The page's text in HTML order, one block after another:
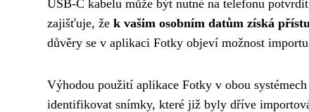
USB-C kabelu může být nutné na telefonu
zajišťuje, že k vašim osobním datům získá
důvěry se v aplikaci Fotky objeví možnost
Výhodou použití aplikace Fotky v obou
identifikovat snímky, které již byly dříve